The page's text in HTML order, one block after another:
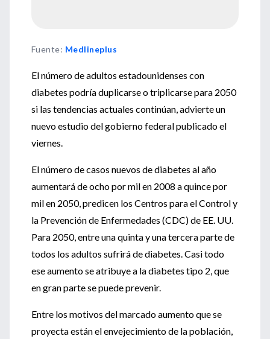
Fuente: Medlineplus
El número de adultos estadounidenses con
diabetes podría duplicarse o triplicarse para 2050
si las tendencias actuales continúan, advierte un
nuevo estudio del gobierno federal publicado el
viernes.
El número de casos nuevos de diabetes al año
aumentará de ocho por mil en 2008 a quince por
mil en 2050, predicen los Centros para el Control y
la Prevención de Enfermedades (CDC) de EE. UU.
Para 2050, entre una quinta y una tercera parte de
todos los adultos sufrirá de diabetes. Casi todo
ese aumento se atribuye a la diabetes tipo 2, que
en gran parte se puede prevenir.
Entre los motivos del marcado aumento que se
proyecta están el envejecimiento de la población,